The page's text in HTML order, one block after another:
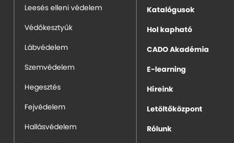
Leesés elleni védelem
Védőkesztyűk
Lábvédelem
Szemvédelem
Hegesztés
Fejvédelem
Hallásvédelem
Katalógusok
Hol kapható
CADO Akadémia
E-learning
Híreink
Letöltőközpont
Rólunk